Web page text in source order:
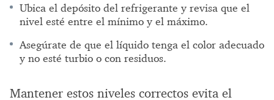
Ubica el depósito del refrigerante y revisa que el
nivel esté entre el mínimo y el máximo.
Asegúrate de que el líquido tenga el color adecuado
y no esté turbio o con residuos.
Mantener estos niveles correctos evita el